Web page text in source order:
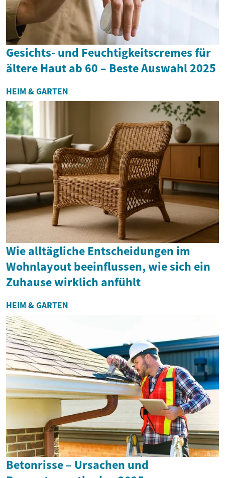
Gesichts- und Feuchtigkeitscremes für
ältere Haut ab 60 – Beste Auswahl 2025
HEIM & GARTEN
Wie alltägliche Entscheidungen im
Wohnlayout beeinflussen, wie sich ein
Zuhause wirklich anfühlt
HEIM & GARTEN
Betonrisse – Ursachen und